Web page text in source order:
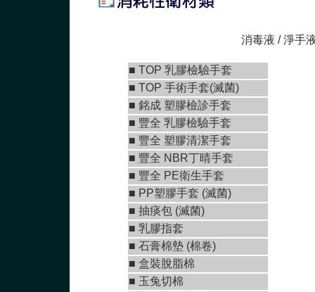
消毒液 / 淨手
■ TOP 乳膠檢驗手套
■ TOP 手術手套(滅菌)
■ 銘成 塑膠檢診手套
■ 豐全 乳膠檢驗手套
■ 豐全 塑膠清潔手套
■ 豐全 NBR丁晴手套
■ 豐全 PE衛生手套
■ PP塑膠手套 (滅菌)
■ 抽痰包 (滅菌)
■ 乳膠指套
■ 石膏棉墊 (棉卷)
■ 盒裝脫脂棉
■ 玉兔切棉